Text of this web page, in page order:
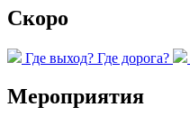
Скоро
Где выход? Где дорога?
Мероприятия